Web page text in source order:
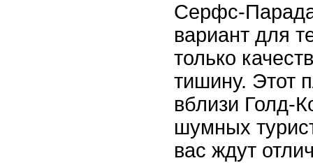
Серфс-
вариант для
только
тишину. Этот
вблизи Голд-
шумных
вас ждут